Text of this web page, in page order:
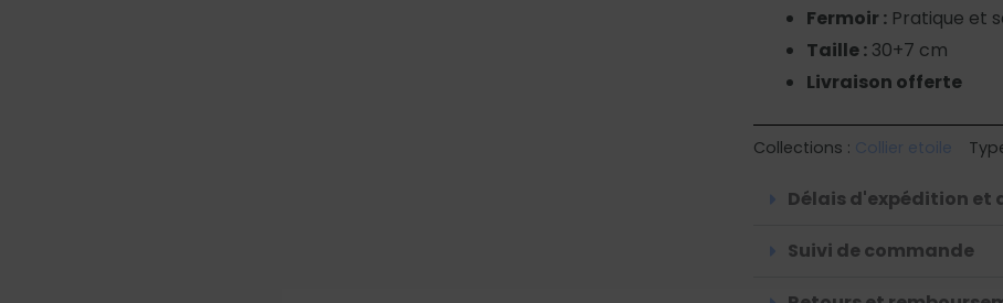
Fermoir : Pratique et
Taille : 30+7 cm
Livraison offerte
Collections : Collier etoile
Délais d'expédition et
Suivi de commande